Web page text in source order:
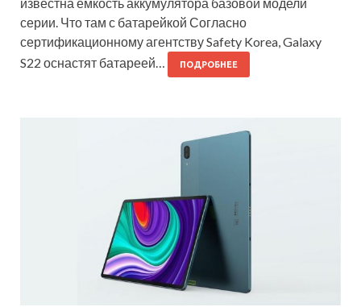
серии. Что там с батарейкой Согласно
сертификационному агентству Safety Korea, Galaxy
S22 оснастят батареей…
ПОДРОБНЕЕ